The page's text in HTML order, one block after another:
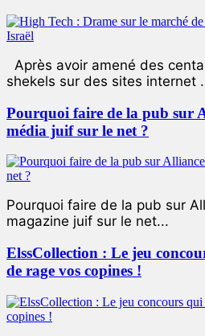
Après avoir amené des
shekels sur des sites internet
Pourquoi faire de la pub sur
média juif sur le net ?
Pourquoi faire de la pub sur
magazine juif sur le net...
ElssCollection : Le jeu
de rage vos copines !